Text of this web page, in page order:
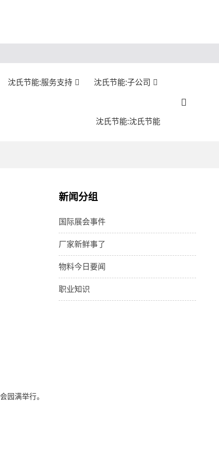
沈氏节能:服务支持 沈氏节能:子公司
沈氏节能:沈氏节能
园满举行。
新闻分组
国际展会事件
厂家新鲜事了
物料今日要闻
职业知识